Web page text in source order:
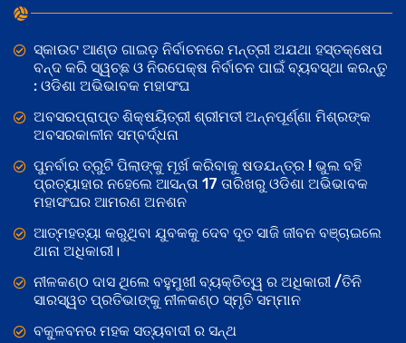
ସ୍କାଉଟ ଆଣ୍ଡ ଗାଇଡ଼ ନିର୍ବାଚନରେ ମନ୍ତ୍ରୀ ଅଯଥା ହସ୍ତକ୍ଷେପ
ବନ୍ଦ କରି ସ୍ୱଚ୍ଛ ଓ ନିରପେକ୍ଷ ନିର୍ବାଚନ ପାଇଁ ବ୍ୟବସ୍ଥା କରନ୍ତୁ
: ଓଡିଶା ଅଭିଭାବକ ମହାସଂଘ
ଅବସରପ୍ରାପ୍ତ ଶିକ୍ଷୟିତ୍ରୀ ଶ୍ରୀମତୀ ଅନ୍ନପୂର୍ଣ୍ଣା ମିଶ୍ରଙ୍କ
ଅବସରକାଳୀନ ସମ୍ବର୍ଦ୍ଧନା
ପୁନର୍ବାର ତ୍ରୁଟି ପିଲାଙ୍କୁ ମୂର୍ଖ କରିବାକୁ ଷଡଯନ୍ତ୍ର ! ଭୁଲ ବହି
ପ୍ରତ୍ୟାହାର ନହେଲେ ଆସନ୍ତା 17 ତାରିଖରୁ ଓଡିଶା ଅଭିଭାବକ
ମହାସଂଘର ଆମରଣ ଅନଶନ
ଆତ୍ମହତ୍ୟା କରୁଥିବା ଯୁବକକୁ ଦେବ ଦୂତ ସାଜି ଜୀବନ ବଞ୍ଚାଇଲେ
ଥାନା ଅଧିକାରୀ।
ନୀଳକଣ୍ଠ ଦାସ ଥିଲେ ବହୁମୁଖୀ ବ୍ୟକ୍ତିତ୍ୱ ର ଅଧିକାରୀ /ତିନି
ସାରସ୍ୱତ ପ୍ରତିଭାଙ୍କୁ ନୀଳକଣ୍ଠ ସ୍ମୃତି ସମ୍ମାନ
ବକୁଳବନର ମହକ ସତ୍ୟବାଦୀ ର ସନ୍ଥ